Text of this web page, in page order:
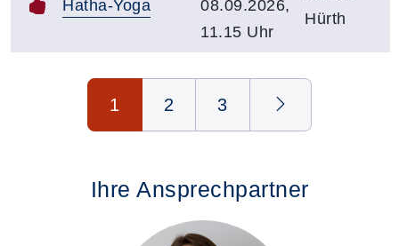
Hatha-Yoga
08.09.2026,
11.15 Uhr
Hürth
Seite 1 von 3
1 2 3
Ihre Ansprechpartner